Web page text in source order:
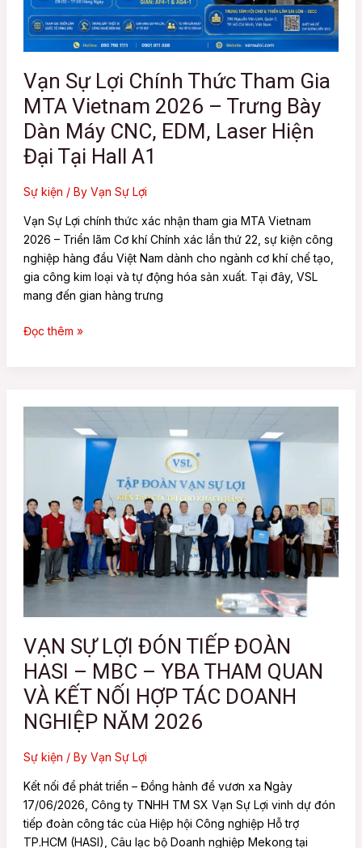
Vạn Sự Lợi Chính Thức Tham Gia
MTA Vietnam 2026 – Trưng Bày
Dàn Máy CNC, EDM, Laser Hiện
Đại Tại Hall A1
Sự kiện / By Vạn Sự Lợi
Vạn Sự Lợi chính thức xác nhận tham gia MTA Vietnam
2026 – Triển lãm Cơ khí Chính xác lần thứ 22, sự kiện công
nghiệp hàng đầu Việt Nam dành cho ngành cơ khí chế tạo,
gia công kim loại và tự động hóa sản xuất. Tại đây, VSL
mang đến gian hàng trưng
MTA
Vietnam
2026
Trưng
Bày
Dàn
Máy
CNC,
Laser
Hiện
Đại
Tại
Hall
A1
Đọc thêm »
VẠN SỰ LỢI ĐÓN TIẾP ĐOÀN
HASI – MBC – YBA THAM QUAN
VÀ KẾT NỐI HỢP TÁC DOANH
NGHIỆP NĂM 2026
Sự kiện / By Vạn Sự Lợi
Kết nối để phát triển – Đồng hành để vươn xa Ngày
17/06/2026, Công ty TNHH TM SX Vạn Sự Lợi vinh dự đón
tiếp đoàn công tác của Hiệp hội Công nghiệp Hỗ trợ
TP.HCM (HASI), Câu lạc bộ Doanh nghiệp Mekong tại
ĐOÀN
HASI
–
MBC
–
THAM
QUAN
VÀ
KẾT
NỐI
HỢP
TÁC
DOANH
NĂM
2026